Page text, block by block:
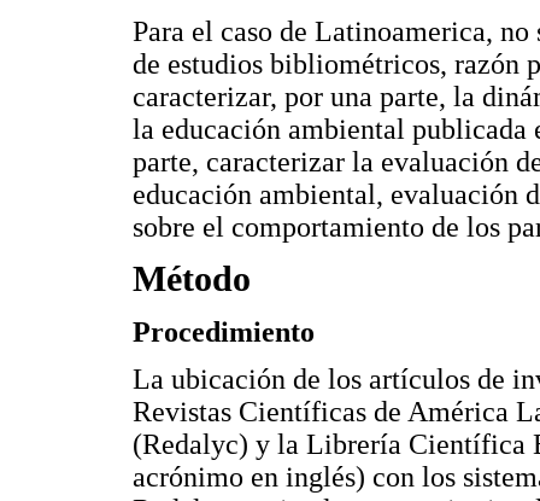
Para el caso de Latinoamerica,
de estudios bibliométricos, razón
caracterizar, por una parte, la
la educación ambiental publicada
parte, caracterizar la evaluación
educación ambiental, evaluación
sobre el comportamiento de los
Método
Procedimiento
La ubicación de los artículos de
Revistas Científicas de América
(Redalyc) y la Librería Científica
acrónimo en inglés) con los